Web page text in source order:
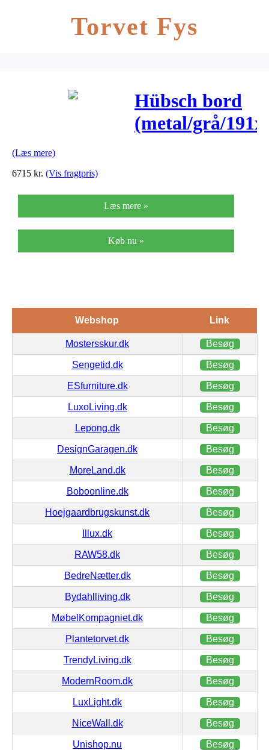
Torvet Fys
Hübsch bord
(metal/grå/
(Læs mere)
6715 kr. (Vis fragtpris)
Læs mere »
Køb nu »
Webshop Link
Mostersskur.dk Besøg
Sengetid.dk Besøg
ESfurniture.dk Besøg
LuxoLiving.dk Besøg
Lepong.dk Besøg
DesignGaragen.dk Besøg
MoreLand.dk Besøg
Boboonline.dk Besøg
Hoejgaardbrugskunst.dk Besøg
Illux.dk Besøg
RAW58.dk Besøg
BedreNætter.dk Besøg
Bydahlliving.dk Besøg
MøbelKompagniet.dk Besøg
Plantetorvet.dk Besøg
TrendyLiving.dk Besøg
ModernRoom.dk Besøg
LuxLight.dk Besøg
NiceWall.dk Besøg
Unishop.nu Besøg